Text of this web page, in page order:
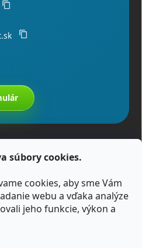
súbory cookies.
cookies, aby sme Vám
webu a vďaka analýze
jeho funkcie, výkon a